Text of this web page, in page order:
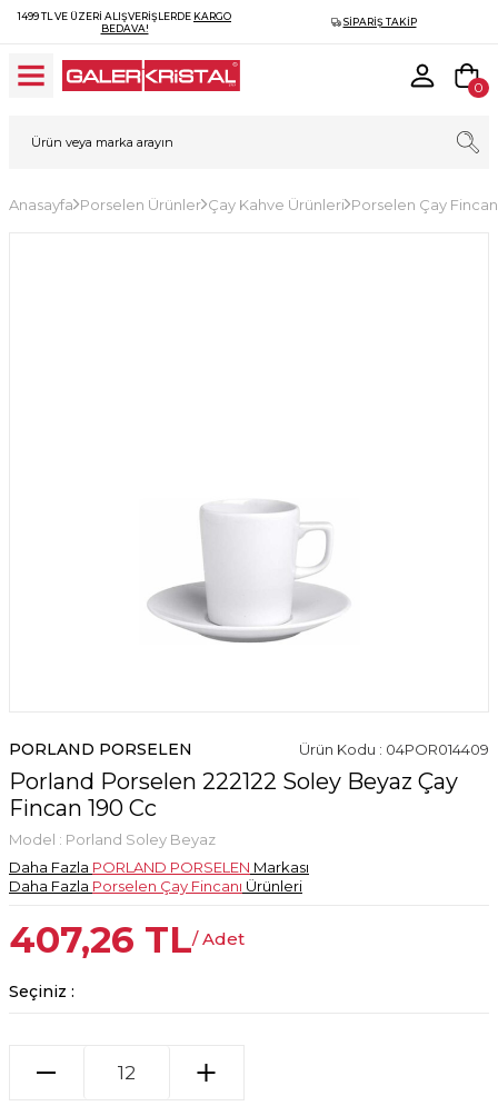
1499 TL VE ÜZERI ALIŞVERIŞLERDE KARGO
BEDAVA!
SIPARIŞ TAKIP
0
Anasayfa Porselen Ürünler Çay Kahve Ürünleri Porselen Çay
PORLAND PORSELEN Ürün Kodu : 04POR014409
Porland Porselen 222122 Soley Beyaz Çay
Fincan 190 Cc
Model : Porland Soley Beyaz
Daha Fazla PORLAND PORSELEN Markası
Daha Fazla Porselen Çay Fincanı Ürünleri
407,26 TL/ Adet
Seçiniz :